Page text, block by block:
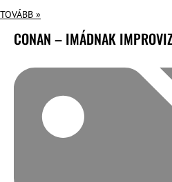
TOVÁBB »
CONAN – IMÁDNAK